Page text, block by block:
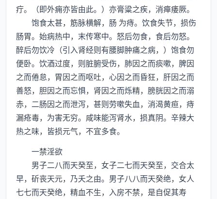
疔。（即外痈亦皆由此。）亦膏粱之疾，消瘅痿厥。
饱食太甚，筋脉横解，肠 为痔。饮食失节，损伤
肠胃。始病热中，末传寒中。怒后勿食，食后勿怒。
醉后勿饮冷（引入肾经则有腰脚肿痛之病，）饱食勿
便卧。饮酒过度，则脏腑受伤，肺因之而痰嗽，脾因
之而倦怠，胃因之而呕吐，心因之而昏狂，肝因之而
善怒，胆因之而忘惧，肾因之而烁精，膀胱因之而溺
赤，二肠因之而泄泻，甚则劳嗽失血，消渴黄疸，痔
漏疮毒，为害无穷。咸味能泻肾水，损真阴。辛辣大
热之味，皆损元气，不宜多食。
一禁淫欲
男子二八而天癸至，女子二七而天癸至，交合太
早，斫丧天元，乃夭之由。男子八八而天癸绝，女人
七七而天癸绝，精血不生，入房不禁，是自促其寿